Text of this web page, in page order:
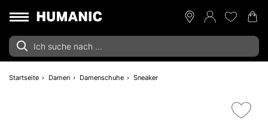
Startseite Damen Damenschuhe Sneaker